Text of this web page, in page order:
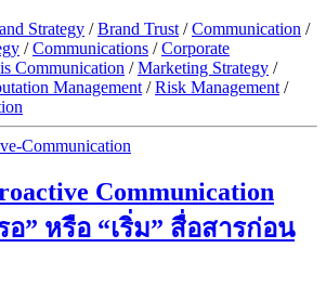
Strategy /Brand Trust /Communication /
/Communications /Corporate
Communication /Marketing Strategy /
Management /Risk Management /
Communication
” หรือ “เริ่ม” สื่อสารก่อน